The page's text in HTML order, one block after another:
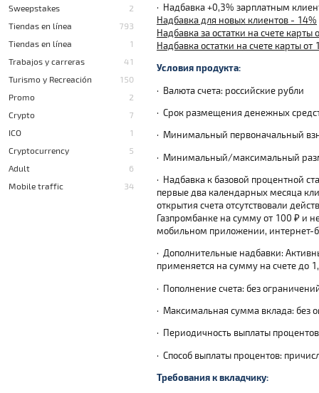
Sweepstakes
2
Tiendas en línea
793
Tiendas en línea
1
Trabajos y carreras
41
Turismo y Recreación
150
Promo
2
Crypto
7
ICO
1
Cryptocurrency
5
Adult
6
Mobile traffic
34
· Надбавка +0,3% зарплатным
Надбавка для новых клиентов - 14%
Надбавка за остатки на счете карты
Надбавка остатки на счете карты от
Условия продукта:
· Валюта счета: российские рубли
· Срок размещения денежных
· Минимальный первоначальный
· Минимальный/максимальный
· Надбавка к базовой процентной
первые два календарных месяца
открытия счета отсутствовали
Газпромбанке на сумму от 100 ₽ и
мобильном приложении, интернет-
· Дополнительные надбавки:
применяется на сумму на счете до
· Пополнение счета: без
· Максимальная сумма вклада: без
· Периодичность выплаты
· Способ выплаты процентов:
Требования к вкладчику: